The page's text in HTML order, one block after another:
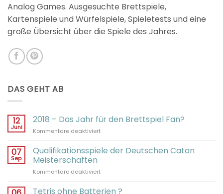
Analog Games. Ausgesuchte Brettspiele,
Kartenspiele und Würfelspiele, Spieletests und eine
große Übersicht über die Spiele des Jahres.
DAS GEHT AB
12
Juni
2018 – Das Jahr für den Brettspiel Fan?
Kommentare deaktiviertfür
–
Das
für
Brettspiel
07
Sep.
Qualifikationsspiele der Deutschen Catan
Meisterschaften
Kommentare deaktiviertfür
der
Tetris ohne Batterien ?